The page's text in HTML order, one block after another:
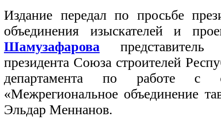
Издание передал по просьбе
объединения изыскателей и
Шамузафарова
президента Союза строителей
департамента по работе с
«Межрегиональное объединение
Эльдар Меннанов.